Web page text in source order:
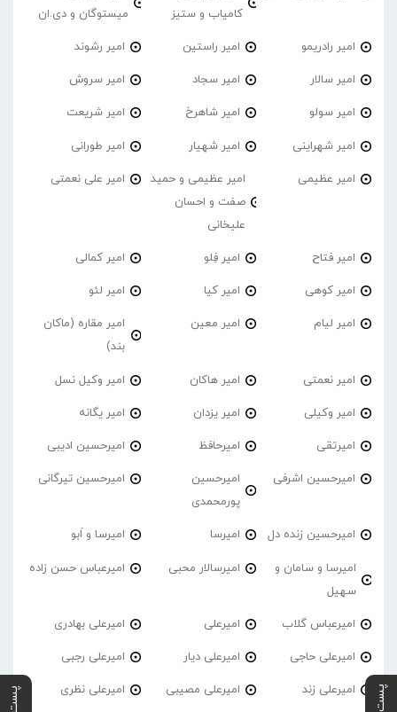
کامیاب و ستیز
میستوگان و دی.ان
امیر رادریمو امیر راستین امیر رشوند
امیر سالار امیر سجاد امیر سروش
امیر سولو امیر شاهرخ امیر شریعت
امیر شهراینی امیر شهیار امیر طورانی
امیر عظیمی
امیر عظیمی و حمید
صفت و احسان
علیخانی
امیر علی نعمتی
امیر فتاح امیر فِلو امیر کمالی
امیر کوهی امیر کیا امیر لئو
امیر لیام امیر معین
امیر مقاره (ماکان
بند)
امیر نعمتی امیر هاکان امیر وکیل نسل
امیر وکیلی امیر یزدان امیر یگانه
امیرتقی امیرحافظ امیرحسین ادیبی
امیرحسین اشرفی
امیرحسین
پورمحمدی
امیرحسین تیرگانی
امیرحسین زنده دل امیرسا امیرسا و اَبو
امیرسا و سامان و
سهیل
امیرسالار محبی امیرعباس حسن زاده
امیرعباس گلاب امیرعلی امیرعلی بهادری
امیرعلی حاجی امیرعلی دیار امیرعلی رجبی
امیرعلی زند امیرعلی مصیبی امیرعلی نظری